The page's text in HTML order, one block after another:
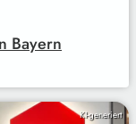
Bayern
KI-generiert